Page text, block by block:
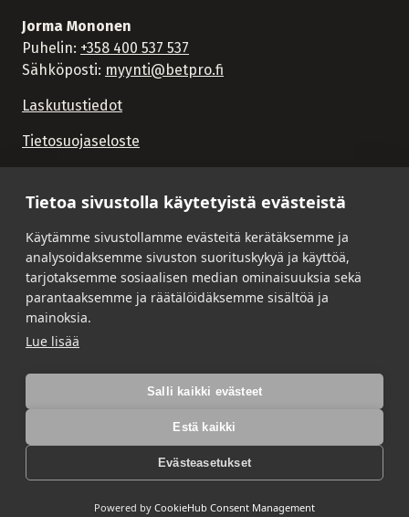
Tietoa sivustolla käytetyistä evästeistä
Käytämme sivustollamme evästeitä kerätäksemme ja
analysoidaksemme sivuston suorituskykyä ja käyttöä,
tarjotaksemme sosiaalisen median ominaisuuksia sekä
parantaaksemme ja räätälöidäksemme sisältöä ja
mainoksia.
Lue lisää
Salli kaikki evästeet
Estä kaikki
Evästeasetukset
Powered by CookieHub Consent Management
Jorma Mononen
Puhelin: +358 400 537 537
Sähköposti: myynti@betpro.fi
Laskutustiedot
Tietosuojaseloste